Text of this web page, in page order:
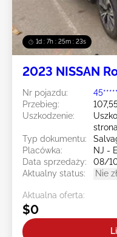
1d : 7h : 25m : 20s
2023 NISSAN
Nr pojazdu:
Przebieg:
Uszkodzenie:
Typ dokumentu:
Placówka:
NJ -
Data sprzedaży:
08/
Aktualny status:
Nie
Aktualna oferta:
$0